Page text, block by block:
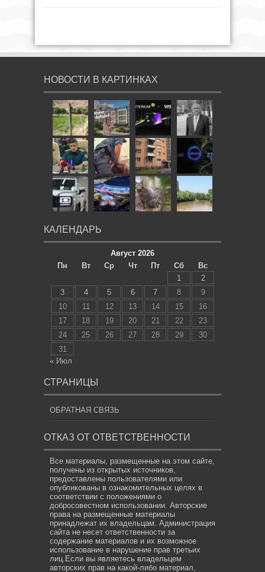
НОВОСТИ В КАРТИНКАХ
КАЛЕНДАРЬ
Август 2026
Пн
Вт Ср Чт Пт Сб
Вс
1
2
3
4 5 6 7 8
9
10
11 12 13 14 15
16
17
18 19 20 21 22
23
24
25 26 27 28 29
30
31
« Июл
СТРАНИЦЫ
ОБРАТНАЯ СВЯЗЬ
ОТКАЗ ОТ ОТВЕТСТВЕННОСТИ
Все материалы, размещенные на этом сайте,
получены из открытых источников,
предоставлены пользователями или
опубликованы в ознакомительных целях в
соответствии с положениями о
добросовестном использовании. Авторские
права на размещенные материалы
принадлежат их владельцам. Администрация
сайта не несет ответственности за
содержание материалов и их возможное
использование в нарушение прав третьих
лиц.Если вы являетесь владельцем
авторских прав на какой-либо материал,